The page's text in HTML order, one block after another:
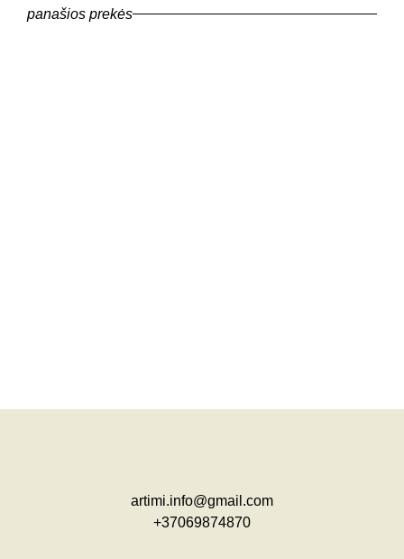
panašios prekės
artimi.info@gmail.com
+37069874870